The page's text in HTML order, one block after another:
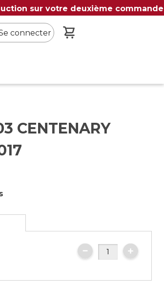
sur votre deuxième commande
connecter
CENTENARY